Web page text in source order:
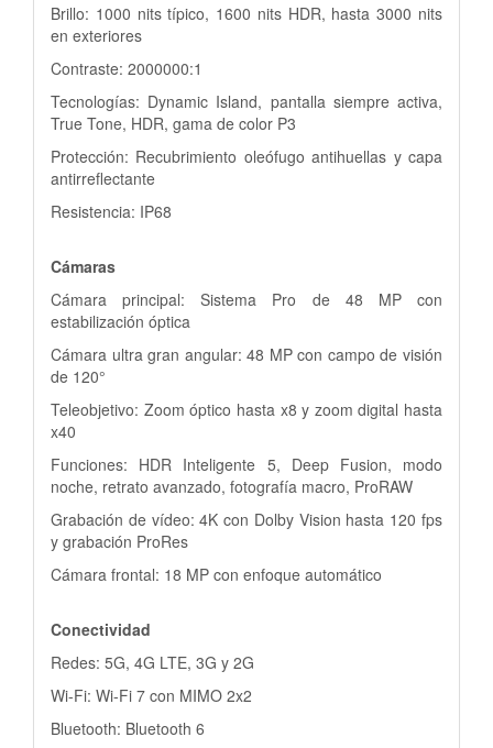
Brillo: 1000 nits típico, 1600 nits HDR, hasta 3000 nits
en exteriores
Contraste: 2000000:1
Tecnologías: Dynamic Island, pantalla siempre activa,
True Tone, HDR, gama de color P3
Protección: Recubrimiento oleófugo antihuellas y capa
antirreflectante
Resistencia: IP68
Cámaras
Cámara principal: Sistema Pro de 48 MP con
estabilización óptica
Cámara ultra gran angular: 48 MP con campo de visión
de 120°
Teleobjetivo: Zoom óptico hasta x8 y zoom digital hasta
x40
Funciones: HDR Inteligente 5, Deep Fusion, modo
noche, retrato avanzado, fotografía macro, ProRAW
Grabación de vídeo: 4K con Dolby Vision hasta 120 fps
y grabación ProRes
Cámara frontal: 18 MP con enfoque automático
Conectividad
Redes: 5G, 4G LTE, 3G y 2G
Wi-Fi: Wi-Fi 7 con MIMO 2x2
Bluetooth: Bluetooth 6